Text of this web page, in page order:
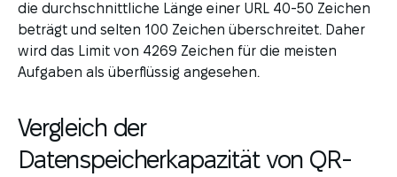
die durchschnittliche Länge einer URL 40-50 Zeichen
beträgt und selten 100 Zeichen überschreitet. Daher
wird das Limit von 4269 Zeichen für die meisten
Aufgaben als überflüssig angesehen.
Vergleich der
Datenspeicherkapazität von QR-